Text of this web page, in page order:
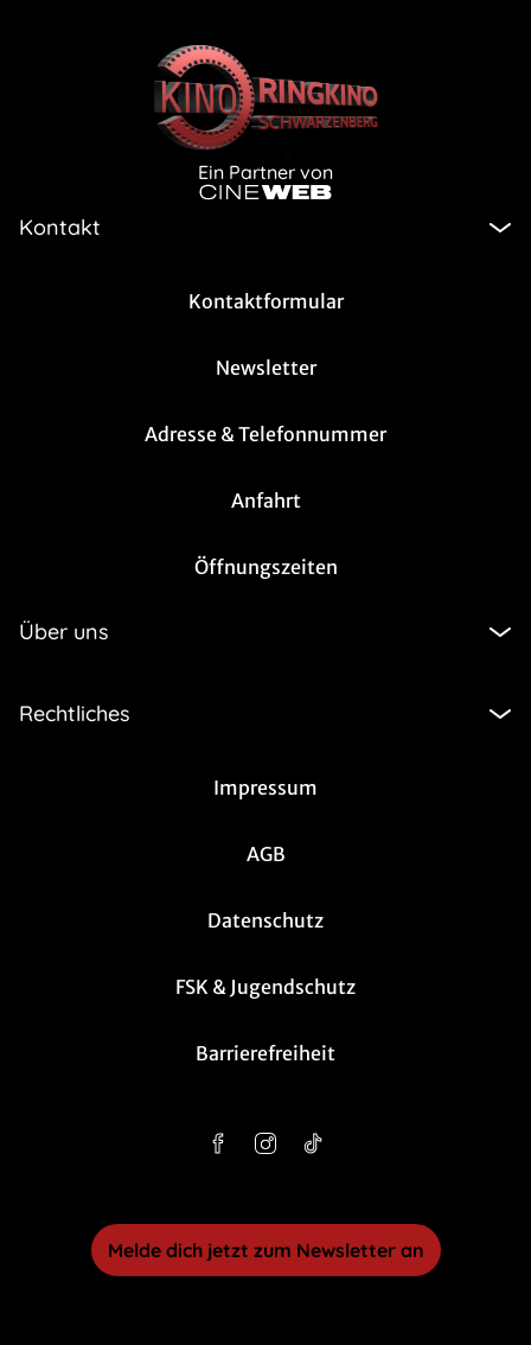
Ein Partner von
Kontakt
Kontaktformular
Newsletter
Adresse & Telefonnummer
Anfahrt
Öffnungszeiten
Über uns
Rechtliches
Impressum
AGB
Datenschutz
FSK & Jugendschutz
Barrierefreiheit
Melde dich jetzt zum Newsletter an